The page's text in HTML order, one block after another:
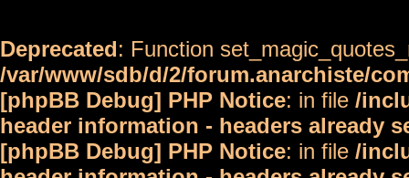
Deprecated: Function
/var/www/sdb/d/2/forum.anarchiste/
[phpBB Debug] PHP Notice: in file /
header information - headers already
[phpBB Debug] PHP Notice: in file /